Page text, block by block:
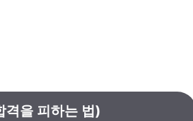
격을 피하는 법)